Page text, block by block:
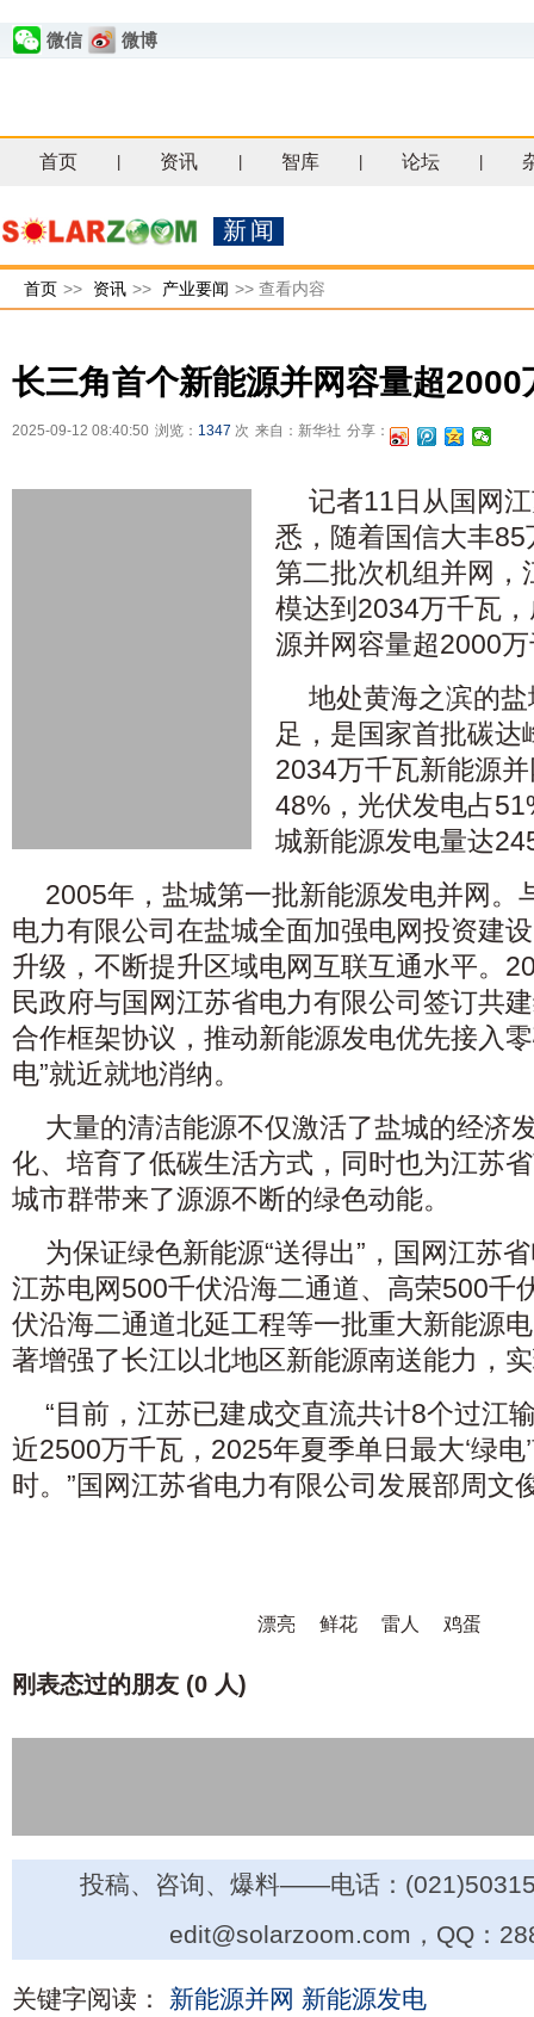
微信 微博
首页 资讯 智库 论坛
新闻
首页 >> 资讯 >> 产业要闻 >> 查看内容
长三角首个新能源并网容量超2000
2025-09-12 08:40:50 浏览： 1347 次 来自：新华社 分享：
记者11日从国网
悉，随着国信大丰
第二批次机组并网，
模达到2034万千瓦
源并网容量超2000
地处黄海之滨的
足，是国家首批碳
2034万千瓦新能源
48%，光伏发电占
城新能源发电量达
2005年，盐城第一批新能源发电并网。
电力有限公司在盐城全面加强电网投资建
升级，不断提升区域电网互联互通水平。
民政府与国网江苏省电力有限公司签订共
合作框架协议，推动新能源发电优先接入
电”就近就地消纳。
大量的清洁能源不仅激活了盐城的经济
化、培育了低碳生活方式，同时也为江苏
城市群带来了源源不断的绿色动能。
为保证绿色新能源“送得出”，国网江苏
江苏电网500千伏沿海二通道、高荣500千
伏沿海二通道北延工程等一批重大新能源
著增强了长江以北地区新能源南送能力，
“目前，江苏已建成交直流共计8个过江
近2500万千瓦，2025年夏季单日最大‘绿电
时。”国网江苏省电力有限公司发展部周文
漂亮 鲜花 雷人 鸡蛋
刚表态过的朋友 (0 人)
投稿、咨询、爆料——电话：
edit@solarzoom.com，QQ：
关键字阅读： 新能源并网 新能源发电